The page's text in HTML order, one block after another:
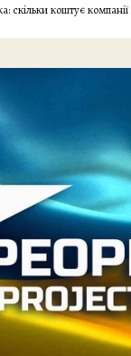
скільки коштує